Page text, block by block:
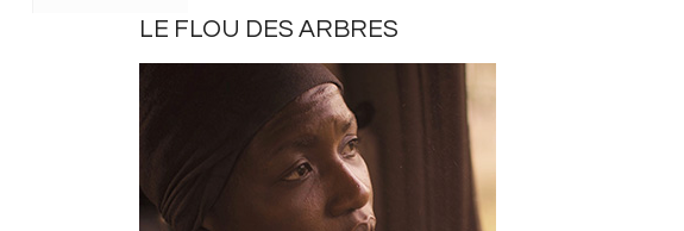
LE FLOU DES ARBRES